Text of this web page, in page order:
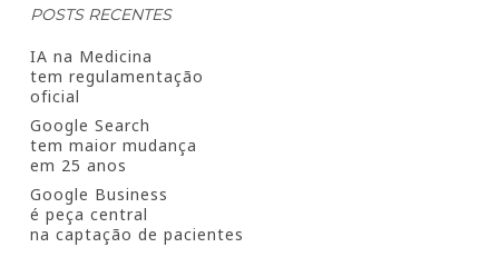
POSTS RECENTES
IA na Medicina
tem regulamentação
oficial
Google Search
tem maior mudança
em 25 anos
Google Business
é peça central
na captação de pacientes